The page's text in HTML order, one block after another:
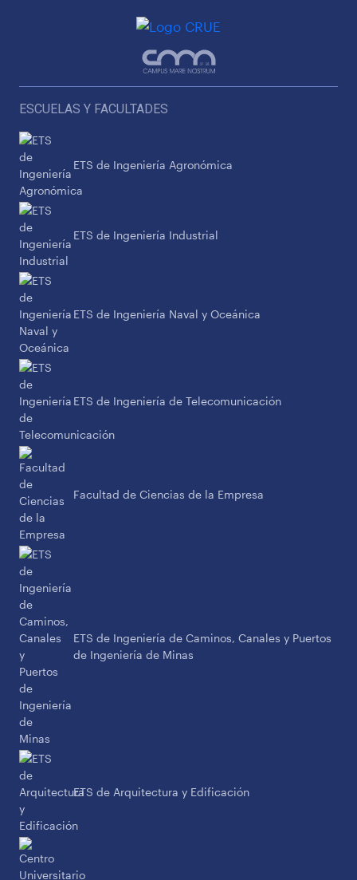
ESCUELAS Y FACULTADES
ETS de Ingeniería Agronómica
ETS de Ingeniería Industrial
ETS de Ingeniería Naval y Oceánica
ETS de Ingeniería de Telecomunicación
Facultad de Ciencias de la Empresa
ETS de Ingeniería de Caminos, Canales y Puertos
de Ingeniería de Minas
ETS de Arquitectura y Edificación